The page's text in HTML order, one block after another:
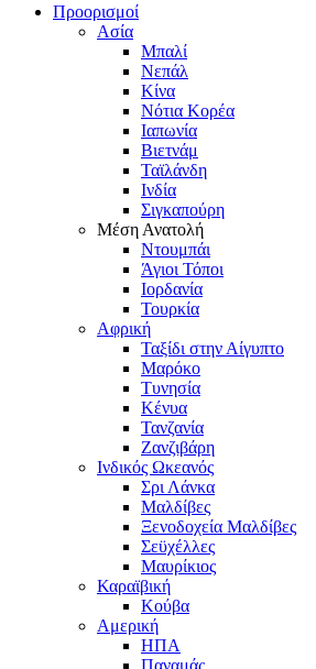
Προορισμοί
Ασία
Μπαλί
Νεπάλ
Κίνα
Νότια Κορέα
Ιαπωνία
Βιετνάμ
Ταϊλάνδη
Ινδία
Σιγκαπούρη
Μέση Ανατολή
Ντουμπάι
Άγιοι Τόποι
Ιορδανία
Τουρκία
Αφρική
Ταξίδι στην Αίγυπτο
Μαρόκο
Τυνησία
Κένυα
Τανζανία
Ζανζιβάρη
Ινδικός Ωκεανός
Σρι Λάνκα
Μαλδίβες
Ξενοδοχεία Μαλδίβες
Σεϋχέλλες
Μαυρίκιος
Καραϊβική
Κούβα
Αμερική
ΗΠΑ
Παναμάς